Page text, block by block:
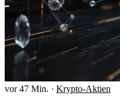
vor 47 Min. · Krypto-Aktien